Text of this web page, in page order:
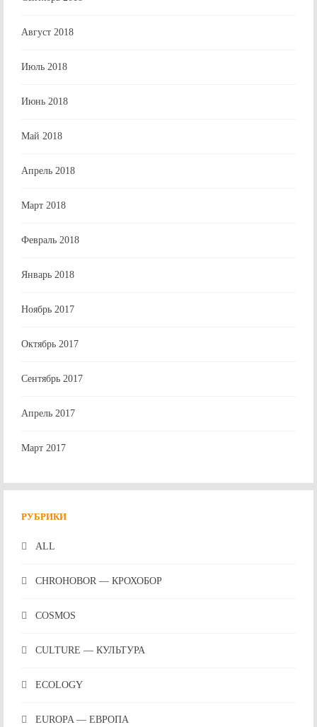
Август 2018
Июль 2018
Июнь 2018
Май 2018
Апрель 2018
Март 2018
Февраль 2018
Январь 2018
Ноябрь 2017
Октябрь 2017
Сентябрь 2017
Апрель 2017
Март 2017
РУБРИКИ
ALL
CHROHOBOR — КРОХОБОР
COSMOS
CULTURE — КУЛЬТУРА
ECOLOGY
EUROPA — ЕВРОПА